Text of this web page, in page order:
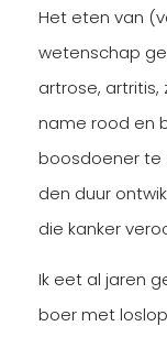
Het eten van
wetenschap
artrose, artritis,
name rood en
boosdoener te
den duur
die kanker
Ik eet al jaren
boer met